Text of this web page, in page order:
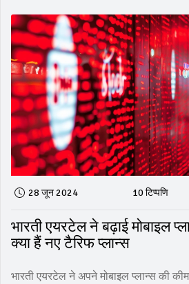
28 जून 2024 10 टिप्पणि
भारती एयरटेल ने बढ़ाई मोबाइल
क्या हैं नए टैरिफ प्लान्स
भारती एयरटेल ने अपने मोबाइल प्लान्स की